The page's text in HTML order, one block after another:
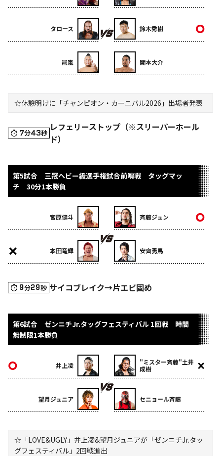
タロース
羆嵐
鈴木秀樹
関本大介
☆休憩明けに「チャンピオン・カーニバル2026」出場者発表
7分43秒
レフェリーストップ（※スリーパーホール
ド）
第5試合 三冠ヘビー級選手権試合前哨戦 タッグマッ
チ 30分1本勝負
宮原健斗
本田竜輝
斉藤ジュン
安齊勇馬
9分29秒 サイコブレイク→片エビ固め
第6試合 ゼンニチJr.タッグフェスティバル 1回戦 時間
無制限1本勝負
井上凌
望月ジュニア
"ミスター斉藤"土井
成樹
セニョール斉藤
☆「LOVE&UGLY」井上凌&望月ジュニアが「ゼンニチJr.タッ
グフェスティバル」2回戦進出